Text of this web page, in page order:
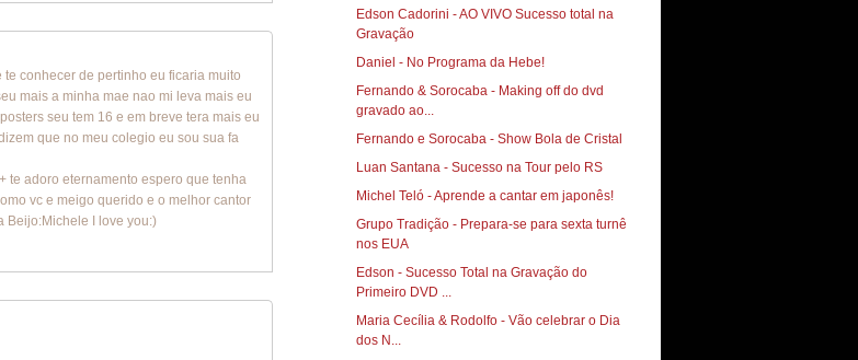
conhecer de pertinho eu ficaria muito
mais a minha mae nao mi leva mais eu
seu tem 16 e em breve tera mais eu
que no meu colegio eu sou sua fa
te adoro eternamento espero que tenha
vc e meigo querido e o melhor cantor
Beijo:Michele I love you:)
Edson Cadorini - AO VIVO Sucesso total‏ na
Gravação
Daniel - No Programa da Hebe!‏
Fernando & Sorocaba - Making off do dvd
gravado ao...
Fernando e Sorocaba - Show Bola de Cristal
Luan Santana - Sucesso na Tour pelo RS
Michel Teló - Aprende a cantar em japonês!
Grupo Tradição - Prepara-se para sexta turnê
nos EUA
Edson - Sucesso Total na Gravação do
Primeiro DVD ...
Maria Cecília & Rodolfo - Vão celebrar o Dia
dos N...